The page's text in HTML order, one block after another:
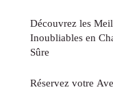
Découvrez les
Inoubliables en
Sûre
Réservez votre